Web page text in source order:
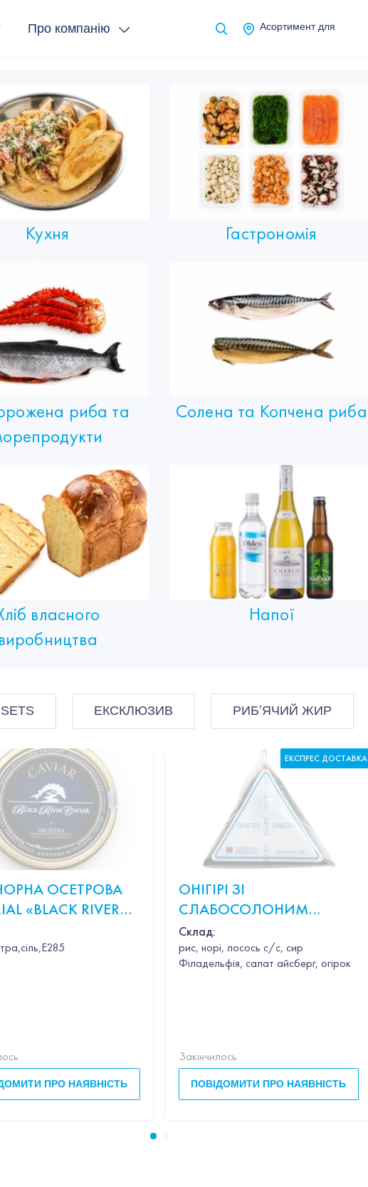
Про компанію Асортимент для
Кухня Гастрономія
риба та
Солена та Копчена риба
власного
виробництва
Напої
ЕКСКЛЮЗИВ РИБʼЯЧИЙ ЖИР
ОСЕТРОВА
«BLACK RIVER
OSCIETRA» 100Г
ПРО НАЯВНІСТЬ
ОНІГІРІ ЗІ
СЛАБОСОЛОНИМ
ЛОСОСЕМ
Склад:
рис, норі, лосось с/с, сир
Філадельфія, салат айсберг, огірок
Закінчилось
ПОВІДОМИТИ ПРО НАЯВНІСТЬ
ЕКСПРЕС ДОСТАВКА